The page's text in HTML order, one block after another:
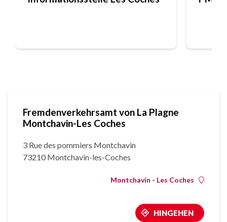
Fremdenverkehrsamt von La Plagne
Montchavin-Les Coches
3 Rue des pommiers Montchavin
73210 Montchavin-les-Coches
Montchavin - Les Coches
HINGEHEN